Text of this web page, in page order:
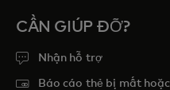
CẦN GIÚP ĐỠ?
Nhận hỗ trợ
Báo cáo thẻ bị mất